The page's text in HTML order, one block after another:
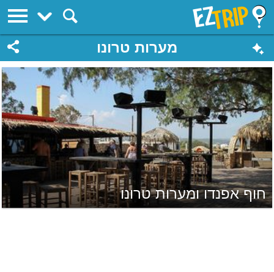
EZTrip
מערות טרונו
חוף אפנדו ומערות טרונו